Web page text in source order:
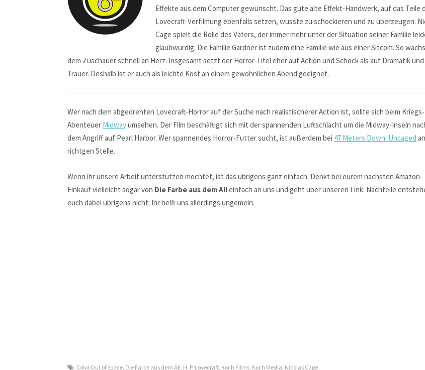
Effekte aus dem Computer gewünscht. Das gute alte Effekt-Handwerk, auf das Teile
Lovecraft-Verfilmung ebenfalls setzen, wusste zu schockieren und zu überzeugen.
Cage spielt die Rolle des Vaters, der immer mehr unter der Situation seiner Familie
glaubwürdig. Die Familie Gardner ist zudem eine Familie wie aus einer Sitcom. So
dem Zuschauer schnell an Herz. Insgesamt setzt der Horror-Titel eher auf Action und Schock als auf Dramatik und
Trauer. Deshalb ist er auch als leichte Kost an einem gewöhnlichen Abend geeignet.
Wer nach dem abgedrehten Lovecraft-Horror auf der Suche nach realistischerer Action ist, sollte sich beim Kriegs-
Abenteuer Midwayumsehen. Der Film beschäftigt sich mit der spannenden Luftschlacht um die Midway-Inseln
dem Angriff auf Pearl Harbor. Wer spannendes Horror-Futter sucht, ist außerdem bei 47 Meters Down: Uncaged
richtgen Stelle.
Wenn ihr unsere Arbeit unterstützen möchtet, ist das übrigens ganz einfach. Denkt bei eurem nächsten Amazon-
Einkauf vielleicht sogar von Die Farbe aus dem Alleinfach an uns und geht über unseren Link. Nachteile
euch dabei übrigens nicht. Ihr helft uns allerdings ungemein.
Color Out of Space, Die Farbe aus dem All, H. P. Lovecraft, Koch Films, Koch Media, Nicolas Cage